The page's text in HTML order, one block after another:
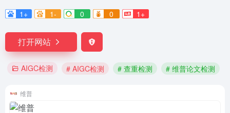
1+
1- 0 0 1+
打开网站
AIGC检测 # AIGC检测 # 查重检测 # 维普论文检测
维普